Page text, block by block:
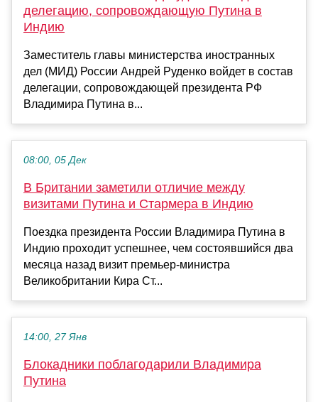
делегацию, сопровождающую Путина в
Индию
Заместитель главы министерства иностранных
дел (МИД) России Андрей Руденко войдет в состав
делегации, сопровождающей президента РФ
Владимира Путина в...
08:00, 05 Дек
В Британии заметили отличие между
визитами Путина и Стармера в Индию
Поездка президента России Владимира Путина в
Индию проходит успешнее, чем состоявшийся два
месяца назад визит премьер-министра
Великобритании Кира Ст...
14:00, 27 Янв
Блокадники поблагодарили Владимира
Путина